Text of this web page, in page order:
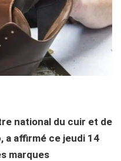
national du cuir et de
a affirmé ce jeudi 14
marques